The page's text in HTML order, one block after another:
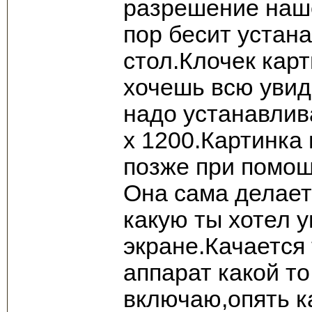
разрешение
пор бесит
стол.Клочек
хочешь всю
надо
х 1200.Картинка
позже при
Она сама
какую ты хотел
аппарат какой
включаю,опять